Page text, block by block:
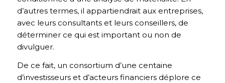
d’autres termes, il appartiendrait aux entreprises,
avec leurs consultants et leurs conseillers, de
déterminer ce qui est important ou non de
divulguer.
De ce fait, un consortium d’une centaine
d’investisseurs et d’acteurs financiers déplore ce